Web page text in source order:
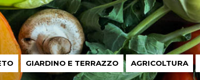
GIARDINO E TERRAZZO AGRICOLTURA